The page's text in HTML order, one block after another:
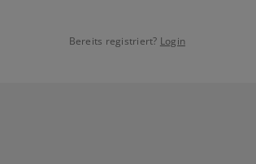
Bereits registriert? Login